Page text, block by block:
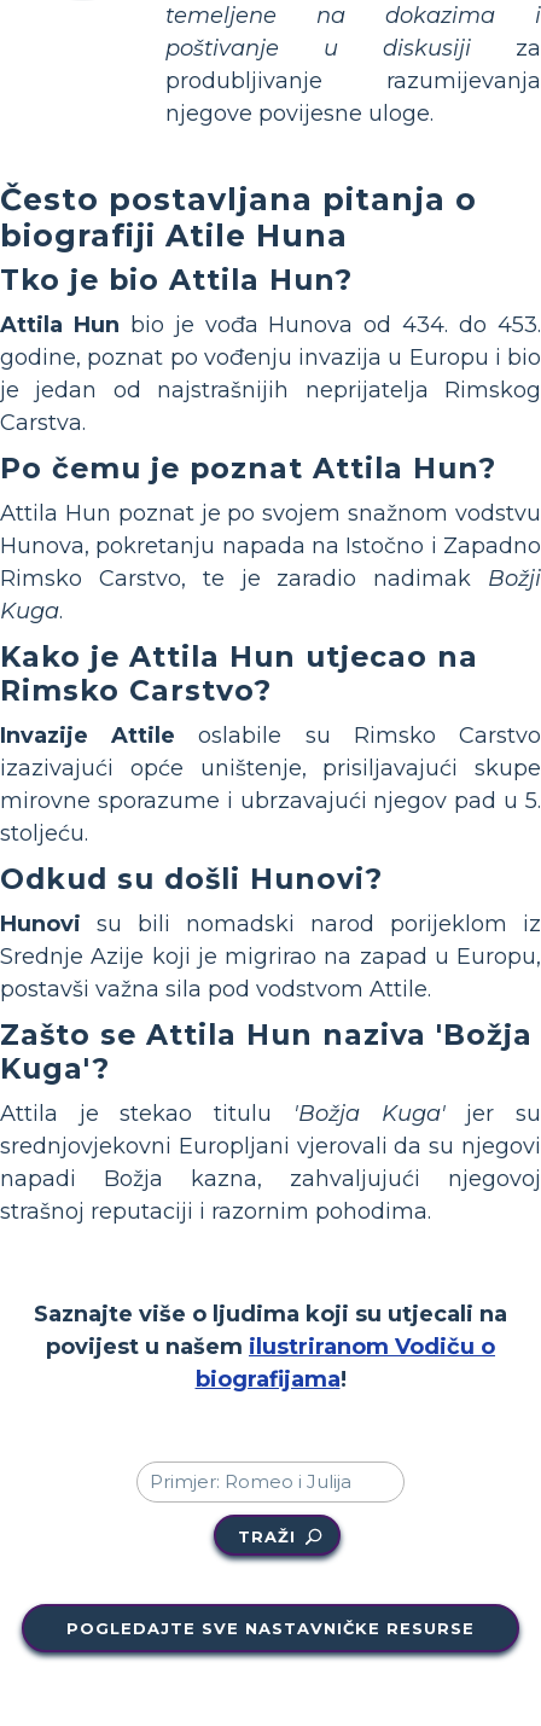
temeljene na dokazima i
poštivanje u diskusiji za
produbljivanje razumijevanja
njegove povijesne uloge.
Često postavljana pitanja o
biografiji Atile Huna
Tko je bio Attila Hun?
Attila Hun bio je vođa Hunova od 434. do 453.
godine, poznat po vođenju invazija u Europu i bio
je jedan od najstrašnijih neprijatelja Rimskog
Carstva.
Po čemu je poznat Attila Hun?
Attila Hun poznat je po svojem snažnom vodstvu
Hunova, pokretanju napada na Istočno i Zapadno
Rimsko Carstvo, te je zaradio nadimak Božji
Kuga.
Kako je Attila Hun utjecao na
Rimsko Carstvo?
Invazije Attile oslabile su Rimsko Carstvo
izazivajući opće uništenje, prisiljavajući skupe
mirovne sporazume i ubrzavajući njegov pad u 5.
stoljeću.
Odkud su došli Hunovi?
Hunovi su bili nomadski narod porijeklom iz
Srednje Azije koji je migrirao na zapad u Europu,
postavši važna sila pod vodstvom Attile.
Zašto se Attila Hun naziva 'Božja
Kuga'?
Attila je stekao titulu 'Božja Kuga'jer su
srednjovjekovni Europljani vjerovali da su njegovi
napadi Božja kazna, zahvaljujući njegovoj
strašnoj reputaciji i razornim pohodima.
Saznajte više o ljudima koji su utjecali na
povijest u našem ilustriranom Vodiču o
biografijama!
TRAŽI
POGLEDAJTE SVE NASTAVNIČKE RESURSE